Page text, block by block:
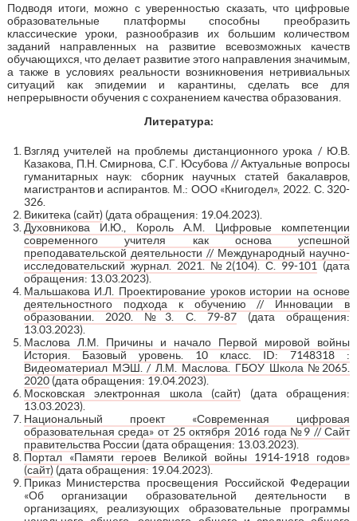
Подводя итоги, можно с уверенностью сказать, что цифровые
образовательные платформы способны преобразить
классические уроки, разнообразив их большим количеством
заданий направленных на развитие всевозможных качеств
обучающихся, что делает развитие этого направления значимым,
а также в условиях реальности возникновения нетривиальных
ситуаций как эпидемии и карантины, сделать все для
непрерывности обучения с сохранением качества образования.
Литература:
Взгляд учителей на проблемы дистанционного урока / Ю.В.
Казакова, П.Н. Смирнова, С.Г. Юсубова // Актуальные вопросы
гуманитарных наук: сборник научных статей бакалавров,
магистрантов и аспирантов. М.: ООО «Книгодел», 2022. С. 320-
326.
Викитека (сайт)(дата обращения: 19.04.2023).
Духовникова И.Ю., Король А.М. Цифровые компетенции
современного учителя как основа успешной
преподавательской деятельности // Международный научно-
исследовательский журнал. 2021. №2(104). С. 99-101
(дата
обращения: 13.03.2023).
Мальшакова И.Л. Проектирование уроков истории на основе
деятельностного подхода к обучению // Инновации в
образовании. 2020. №3. С. 79-87(дата обращения:
13.03.2023).
Маслова Л.М. Причины и начало Первой мировой войны
История. Базовый уровень. 10 класс. ID: 7148318 :
Видеоматериал МЭШ. / Л.М. Маслова. ГБОУ Школа №2065.
2020(дата обращения: 19.04.2023).
Московская электронная школа (сайт) (дата обращения:
13.03.2023).
Национальный проект «Современная цифровая
образовательная среда» от 25 октября 2016 года №9 // Сайт
правительства России (дата обращения: 13.03.2023).
Портал «Памяти героев Великой войны 1914-1918 годов»
(сайт)(дата обращения: 19.04.2023).
Приказ Министерства просвещения Российской Федерации
«Об организации образовательной деятельности в
организациях, реализующих образовательные программы